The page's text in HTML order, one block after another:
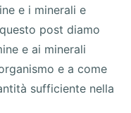
e i minerali e
post diamo
e ai minerali
e a come
sufficiente nella